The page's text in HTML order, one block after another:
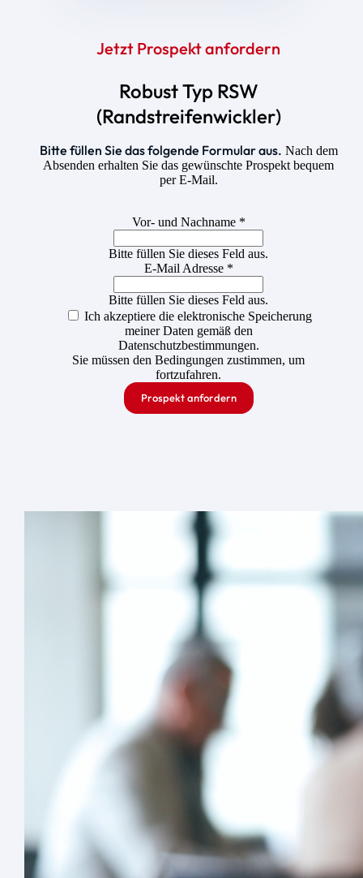
Jetzt Prospekt anfordern
Robust Typ RSW
(Randstreifenwickler)
Bitte füllen Sie das folgende Formular aus. Nach dem
Absenden erhalten Sie das gewünschte Prospekt bequem
per E-Mail.
Vor- und Nachname *
Bitte füllen Sie dieses Feld aus.
E-Mail Adresse *
Bitte füllen Sie dieses Feld aus.
Ich akzeptiere die elektronische Speicherung
meiner Daten gemäß den
Datenschutzbestimmungen.
Sie müssen den Bedingungen zustimmen, um
fortzufahren.
Prospekt anfordern